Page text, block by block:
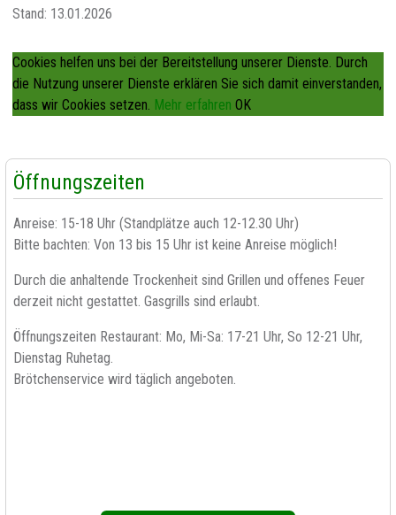
Stand: 13.01.2026
Cookies helfen uns bei der Bereitstellung unserer Dienste. Durch
die Nutzung unserer Dienste erklären Sie sich damit einverstanden,
dass wir Cookies setzen. Mehr erfahren OK
Öffnungszeiten
Anreise: 15-18 Uhr (Standplätze auch 12-12.30 Uhr)
Bitte bachten: Von 13 bis 15 Uhr ist keine Anreise möglich!
Durch die anhaltende Trockenheit sind Grillen und offenes Feuer
derzeit nicht gestattet. Gasgrills sind erlaubt.
Öffnungszeiten Restaurant: Mo, Mi-Sa: 17-21 Uhr, So 12-21 Uhr,
Dienstag Ruhetag.
Brötchenservice wird täglich angeboten.